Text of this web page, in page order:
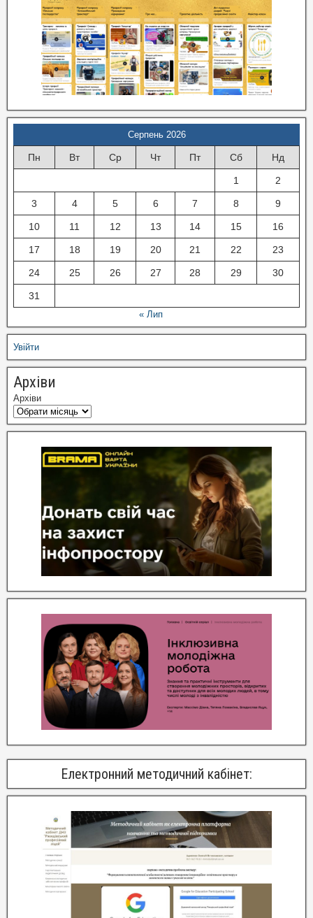
Серпень 2026
Пн Вт Ср Чт Пт Сб Нд
1 2
3 4 5 6 7 8 9
10 11 12 13 14 15 16
17 18 19 20 21 22 23
24 25 26 27 28 29 30
31
« Лип
Увійти
Архіви
Архіви
Електронний методичний кабінет: